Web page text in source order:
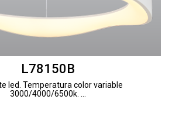
L78150B
led. Temperatura color variable
3000/4000/6500k. ...